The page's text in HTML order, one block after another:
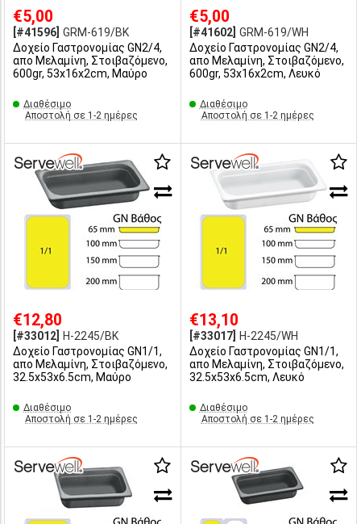
€5,00
[#41596] GRM-619/BK
Δοχείο Γαστρονομίας GN2/4,
απο Μελαμίνη, Στοιβαζόμενο,
600gr, 53x16x2cm, Μαύρο
Διαθέσιμο
Αποστολή σε 1-2 ημέρες
€5,00
[#41602] GRM-619/WH
Δοχείο Γαστρονομίας GN2/4,
απο Μελαμίνη, Στοιβαζόμενο,
600gr, 53x16x2cm, Λευκό
Διαθέσιμο
Αποστολή σε 1-2 ημέρες
€12,80
[#33012]
H-2245/BK
Δοχείο Γαστρονομίας GN1/1,
απο Μελαμίνη, Στοιβαζόμενο,
32.5x53x6.5cm, Μαύρο
Διαθέσιμο
Αποστολή σε 1-2 ημέρες
€13,10
[#33017]
H-2245/WH
Δοχείο Γαστρονομίας GN1/1,
απο Μελαμίνη, Στοιβαζόμενο,
32.5x53x6.5cm, Λευκό
Διαθέσιμο
Αποστολή σε 1-2 ημέρες